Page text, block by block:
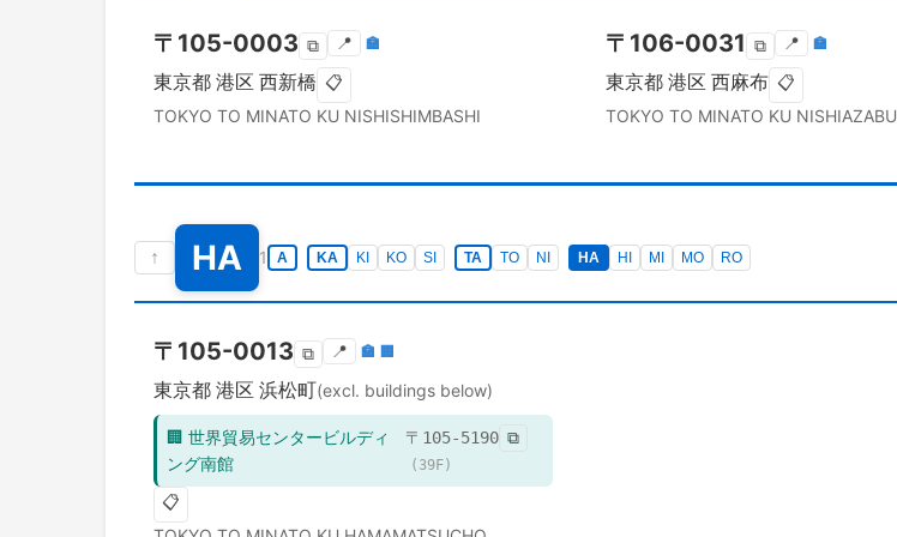
〒 105-0003 ⧉ 📍 🏣
東京都 港区 西新橋 📋
TOKYO TO MINATO KU NISHISHIMBASHI
〒 106-0031 ⧉ 📍 🏣
東京都 港区 西麻布 📋
TOKYO TO MINATO KU NISHIAZABU
↑ HA 1 A KA KI KO SI TA TO NI HA HI MI MO RO
〒 105-0013 ⧉ 📍 🏣 🏢
東京都 港区 浜松町(excl. buildings below)
🏢 世界貿易センタービルディ
ング南館
〒 105-5190 ⧉
( 39F)
📋